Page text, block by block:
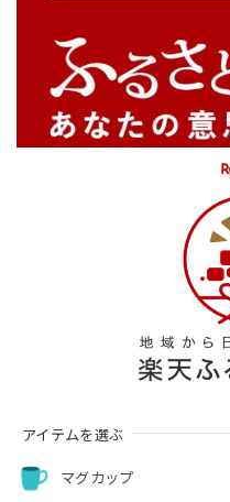
アイテムを選ぶ
マグカップ